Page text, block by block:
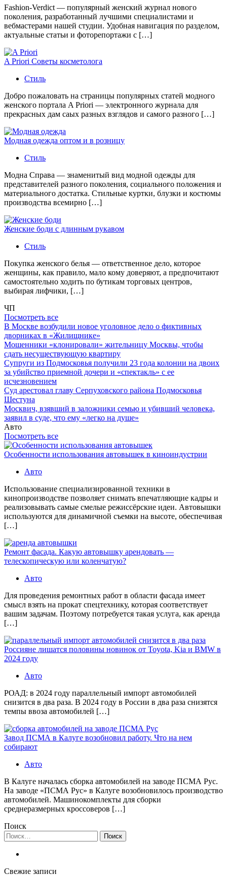
Fashion-Verdict — популярный женский журнал нового
поколения, разработанный лучшими специалистами и
вебмастерами нашей студии. Удобная навигация по разделом,
актуальные статьи и фоторепортажи с […]
A Priori Советы косметолога
Стиль
Добро пожаловать на страницы популярных статей модного
женского портала A Priori — электронного журнала для
прекрасных дам саых разных взглядов и самого разного […]
Модная одежда оптом и в розницу
Стиль
Модна Справа — знаменитый вид модной одежды для
представителей разного поколения, социального положения и
материального достатка. Стильные куртки, блузки и костюмы
производства всемирно […]
Женские боди с длинным рукавом
Стиль
Покупка женского белья — ответственное дело, которое
женщины, как правило, мало кому доверяют, а предпочитают
самостоятельно ходить по бутикам торговых центров,
выбирая лифчики, […]
ЧП
Посмотреть все
В Москве возбудили новое уголовное дело о фиктивных
дворниках в «Жилищнике»
Мошенники «клонировали» жительницу Москвы, чтобы
сдать несуществующую квартиру
Супруги из Подмосковья получили 23 года колонии на двоих
за убийство приемной дочери и «спектакль» с ее
исчезновением
Суд арестовал главу Серпуховского района Подмосковья
Шестуна
Москвич, взявший в заложники семью и убивший человека,
заявил в суде, что ему «легко на душе»
Авто
Посмотреть все
Особенности использования автовышек в киноиндустрии
Авто
Использование специализированной техники в
кинопроизводстве позволяет снимать впечатляющие кадры и
реализовывать самые смелые режиссёрские идеи. Автовышки
используются для динамичной съемки на высоте, обеспечивая
[…]
Ремонт фасада. Какую автовышку арендовать —
телескопическую или коленчатую?
Авто
Для проведения ремонтных работ в области фасада имеет
смысл взять на прокат спецтехнику, которая соответствует
вашим задачам. Поэтому потребуется такая услуга, как аренда
[…]
Россияне лишатся половины новинок от Toyota, Kia и BMW в
2024 году
Авто
РОАД: в 2024 году параллельный импорт автомобилей
снизится в два раза. В 2024 году в России в два раза снизятся
темпы ввоза автомобилей […]
Завод ПСМА в Калуге возобновил работу. Что на нем
собирают
Авто
В Калуге началась сборка автомобилей на заводе ПСМА Рус.
На заводе «ПСМА Рус» в Калуге возобновилось производство
автомобилей. Машинокомплекты для сборки
среднеразмерных кроссоверов […]
Поиск
Найти:
Свежие записи